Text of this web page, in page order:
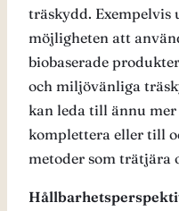
träskydd. Exempelvis
möjligheten att
biobaserade
och miljövänliga
kan leda till ännu
komplettera eller till
metoder som trätjära